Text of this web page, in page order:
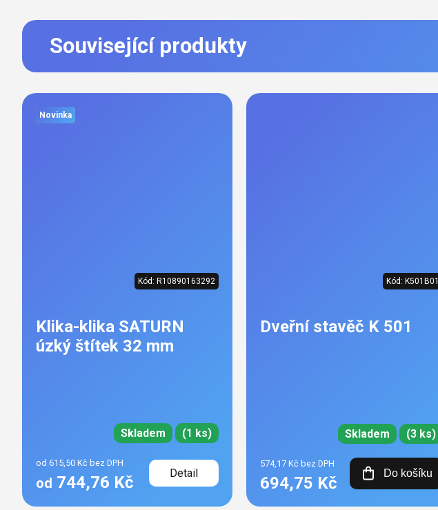
Související produkty
Novinka
Kód: R10890163292
Klika-klika SATURN
úzký štítek 32 mm
Skladem (1 ks)
od 615,50 Kč bez DPH
od 744,76 Kč Detail
Kód: K501B01
Dveřní stavěč K 501
Skladem (3 ks)
574,17 Kč bez DPH
694,75 Kč
Do košíku